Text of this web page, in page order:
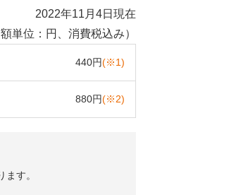
2022年11月4日現在
額単位：円、消費税込み）
440円(※1)
880円(※2)
す。